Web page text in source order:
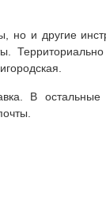
но и другие
В